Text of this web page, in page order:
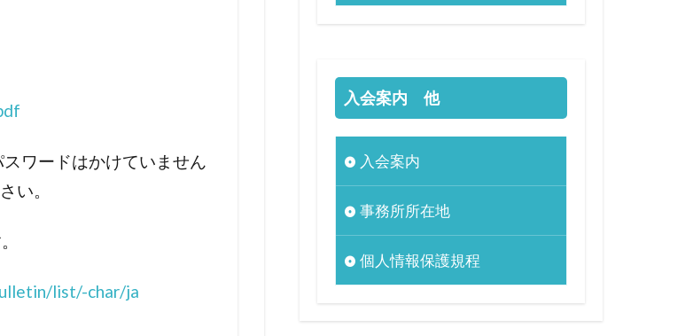
ワードはかけていません
い。
list/-char/ja
入会案内 他
入会案内
事務所所在地
個人情報保護規程